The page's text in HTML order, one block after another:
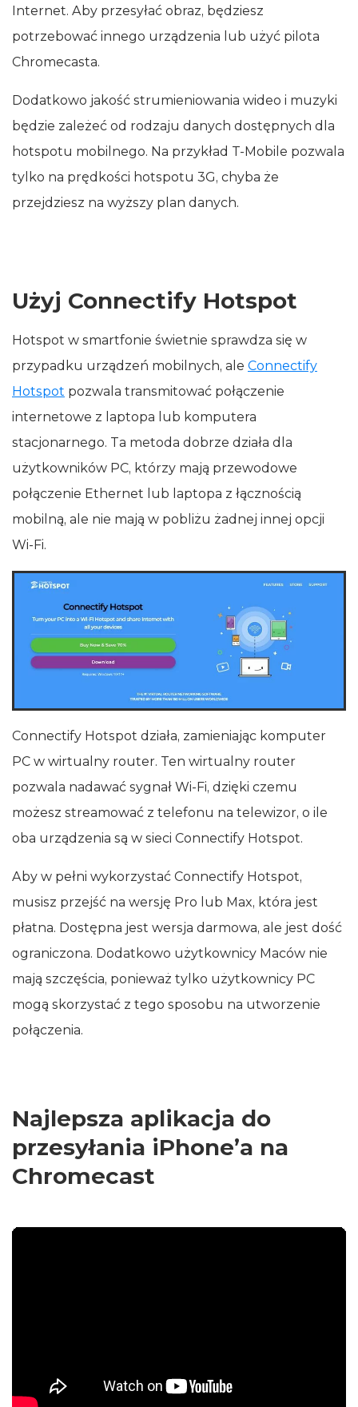
Internet. Aby przesyłać obraz, będziesz
potrzebować innego urządzenia lub użyć pilota
Chromecasta.
Dodatkowo jakość strumieniowania wideo i muzyki
będzie zależeć od rodzaju danych dostępnych dla
hotspotu mobilnego. Na przykład T‑Mobile pozwala
tylko na prędkości hotspotu 3G, chyba że
przejdziesz na wyższy plan danych.
Użyj Connectify Hotspot
Hotspot w smartfonie świetnie sprawdza się w
przypadku urządzeń mobilnych, ale Connectify
Hotspot pozwala transmitować połączenie
internetowe z laptopa lub komputera
stacjonarnego. Ta metoda dobrze działa dla
użytkowników PC, którzy mają przewodowe
połączenie Ethernet lub laptopa z łącznością
mobilną, ale nie mają w pobliżu żadnej innej opcji
Wi‑Fi.
Connectify Hotspot działa, zamieniając komputer
PC w wirtualny router. Ten wirtualny router
pozwala nadawać sygnał Wi‑Fi, dzięki czemu
możesz streamować z telefonu na telewizor, o ile
oba urządzenia są w sieci Connectify Hotspot.
Aby w pełni wykorzystać Connectify Hotspot,
musisz przejść na wersję Pro lub Max, która jest
płatna. Dostępna jest wersja darmowa, ale jest dość
ograniczona. Dodatkowo użytkownicy Maców nie
mają szczęścia, ponieważ tylko użytkownicy PC
mogą skorzystać z tego sposobu na utworzenie
połączenia.
Najlepsza aplikacja do
przesyłania iPhone’a na
Chromecast